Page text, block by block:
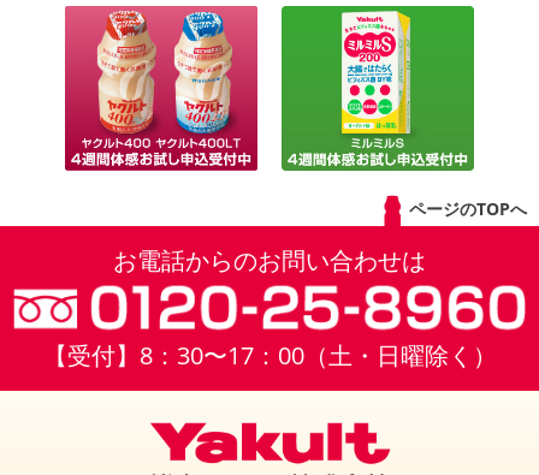
ページのTOPへ
お電話からのお問い合わせは
【受付】8：30〜17：00（土・日曜除く）